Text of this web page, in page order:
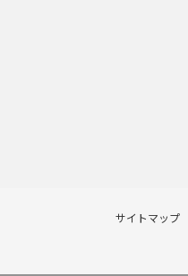
サイトマップ